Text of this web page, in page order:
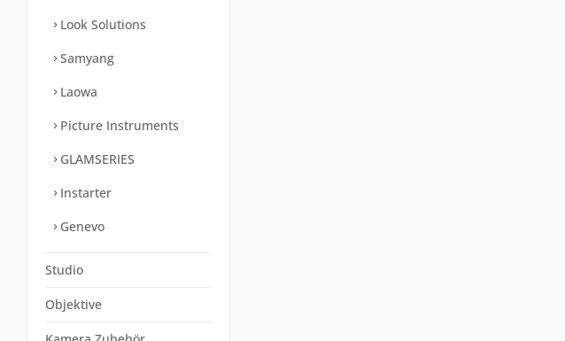
Look Solutions
Samyang
Laowa
Picture Instruments
GLAMSERIES
Instarter
Genevo
Studio
Objektive